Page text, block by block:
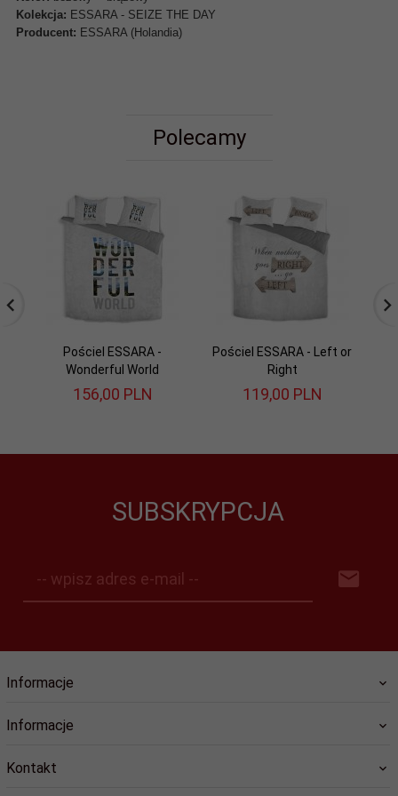
Kolekcja: ESSARA - SEIZE THE DAY
Producent: ESSARA (Holandia)
Polecamy
Pościel ESSARA -
Wonderful World
156,00 PLN
Pościel ESSARA - Left or
Right
119,00 PLN
SUBSKRYPCJA
-- wpisz adres e-mail --
Informacje
Informacje
Kontakt